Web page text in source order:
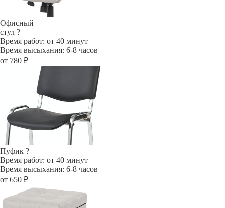
Офисный
стул ?
Время работ: от 40 минут
Время высыхания: 6-8 часов
от 780 ₽
Пуфик ?
Время работ: от 40 минут
Время высыхания: 6-8 часов
от 650 ₽